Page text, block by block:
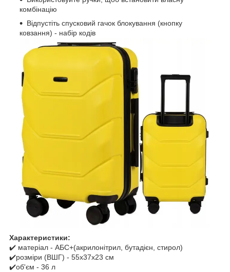
комбінацію
Відпустіть спусковий гачок блокування (кнопку
ковзання) - набір кодів
Характеристики:
✔️ матеріал - АБС+(акрилонітрил, бутадієн, стирол)
✔️розміри (ВШГ) - 55x37x23 см
✔️об'єм - 36 л